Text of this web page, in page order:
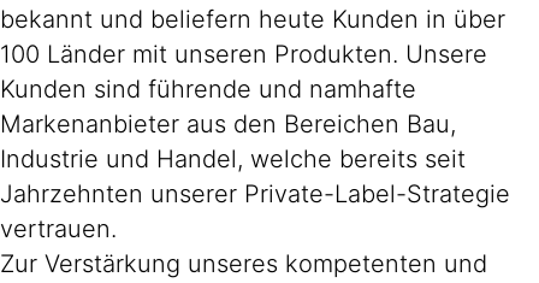
bekannt und beliefern heute Kunden in über
100 Länder mit unseren Produkten. Unsere
Kunden sind führende und namhafte
Markenanbieter aus den Bereichen Bau,
Industrie und Handel, welche bereits seit
Jahrzehnten unserer Private-Label-Strategie
vertrauen.
Zur Verstärkung unseres kompetenten und